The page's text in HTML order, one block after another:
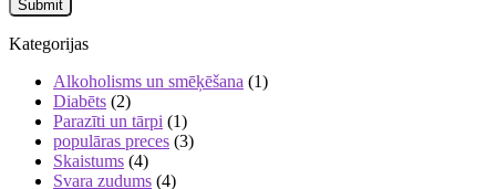
Kategorijas
Alkoholisms un smēķēšana (1)
Diabēts (2)
Parazīti un tārpi (1)
populāras preces (3)
Skaistums (4)
Svara zudums (4)